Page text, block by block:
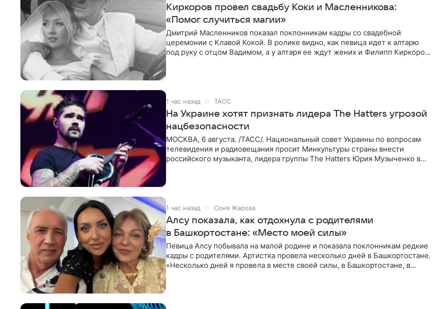
Киркоров провел свадьбу Коки и Масленникова:
«Помог случиться магии»
Дмитрий Масленников показал поклонникам кадры со свадебной
церемонии с Клавой Кокой. В ролике видно, как певица идет к алтарю
под руку с отцом Вадимом, а у алтаря ее ждут жених и Филипп Киркоров.
1 час назад ТАСС
На Украине хотят признать лидера The Hatters угрозой
нацбезопасности
МОСКВА, 6 августа. /ТАСС/. Национальный совет Украины по вопросам
телевидения и радиовещания просит Минкультуры страны внести
российского музыканта, лидера группы The Hatters Юрия Музыченко в
1 час назад Соня Жарова
Алсу показала, как отдохнула с родителями
в Башкортостане: «Место моей силы»
Певица Алсу побывала на малой родине и показала поклонникам редкие
кадры с родителями. Артистка провела несколько дней в Башкортостане.
«Несколько дней я провела в месте своей силы, в Башкортостане, в